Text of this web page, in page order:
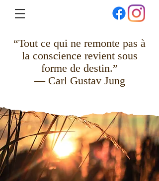
“Tout ce qui ne remonte pas à
la conscience revient sous
forme de destin.”
— Carl Gustav Jung